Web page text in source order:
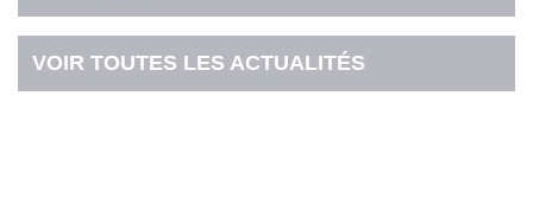
VOIR TOUTES LES ACTUALITÉS